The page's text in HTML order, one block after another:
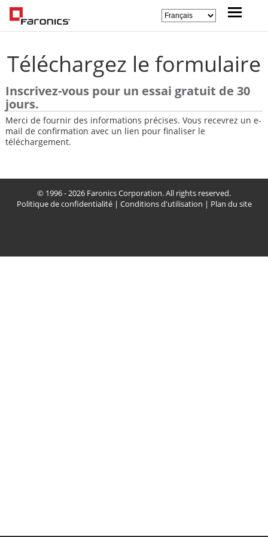
Téléchargez le formulaire
Inscrivez-vous pour un essai gratuit de 30
jours.
Merci de fournir des informations précises. Vous recevrez un e-
mail de confirmation avec un lien pour finaliser le
téléchargement.
© 1996 - 2026 Faronics Corporation. All rights reserved.
Politique de confidentialité| Conditions d'utilisation | Plan du site